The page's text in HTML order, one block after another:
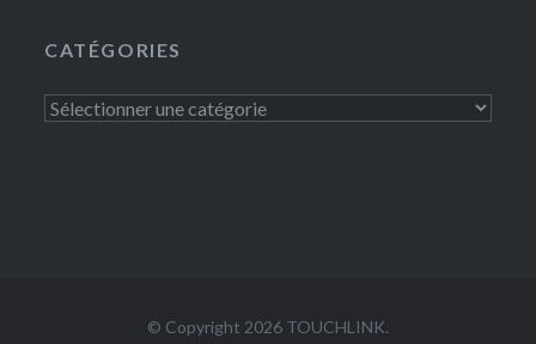
CATÉGORIES
Catégories
© Copyright 2026 TOUCHLINK.